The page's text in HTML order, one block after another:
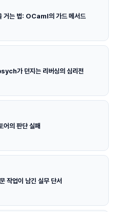
거는 법: OCaml의 가드 메서드
가 던지는 리버싱의 심리전
어의 판단 실패
작업이 남긴 실무 단서